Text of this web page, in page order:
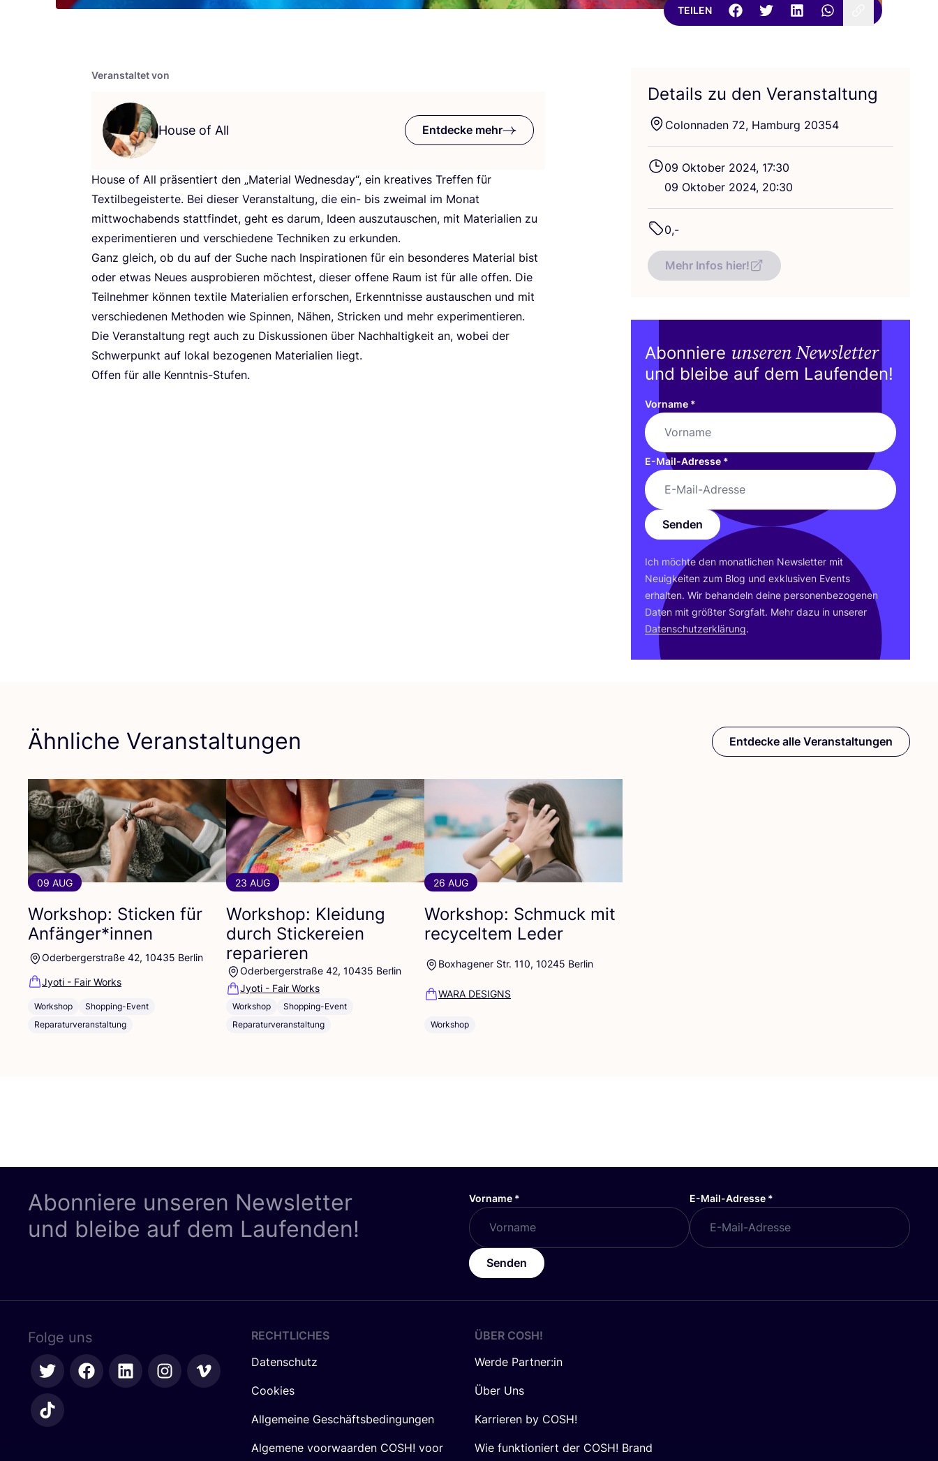
TEILEN
Veranstaltet von
House of All Entdecke mehr
House of All prä­sen­tiert den „Mate­ri­al Wed­nes­day“, ein krea­ti­ves Tref­fen für
Tex­til­be­geis­ter­te. Bei die­ser Ver­an­stal­tung, die ein- bis zwei­mal im Monat
mitt­woch­abends statt­fin­det, geht es dar­um, Ideen aus­zu­tau­schen, mit Mate­ria­li­en zu
expe­ri­men­tie­ren und ver­schie­de­ne Tech­ni­ken zu erkunden.
Ganz gleich, ob du auf der Suche nach Inspi­ra­tio­nen für ein beson­de­res Mate­ri­al bist
oder etwas Neu­es aus­pro­bie­ren möch­test, die­ser offe­ne Raum ist für alle offen. Die
Teil­neh­mer kön­nen tex­ti­le Mate­ria­li­en erfor­schen, Erkennt­nis­se aus­tau­schen und mit
ver­schie­de­nen Metho­den wie Spin­nen, Nähen, Stri­cken und mehr expe­ri­men­tie­ren.
Die Ver­an­stal­tung regt auch zu Dis­kus­sio­nen über Nach­hal­tig­keit an, wobei der
Schwer­punkt auf lokal bezo­ge­nen Mate­ria­li­en liegt.
Offen für alle Kenntnis-Stufen.
Details zu den Veranstaltung
Colon­na­den 72, Ham­burg 20354
09 Okto­ber 2024, 17:30
09 Okto­ber 2024, 20:30
0,-
Mehr Infos hier!
Abonniere unseren Newsletter
und bleibe auf dem Laufenden!
Vorname *
E-Mail-Adresse *
Senden
Ich möch­te den monat­li­chen News­let­ter mit
Neu­ig­kei­ten zum Blog und exklu­si­ven Events
erhal­ten. Wir behan­deln dei­ne per­so­nen­be­zo­ge­nen
Daten mit größ­ter Sorg­falt. Mehr dazu in unse­rer
Daten­schutz­er­klä­rung.
Ähnliche Veranstaltungen
09 AUG
Workshop: Sticken für
Anfänger*innen
Oderbergerstraße 42, 10435 Berlin
Jyoti - Fair Works
Workshop
Shopping-Event
Reparaturveranstaltung
23 AUG
Workshop: Kleidung
durch Stickereien
reparieren
Oderbergerstraße 42, 10435 Berlin
Jyoti - Fair Works
Workshop
Shopping-Event
Reparaturveranstaltung
26 AUG
Workshop: Schmuck mit
recyceltem Leder
Boxhagener Str. 110, 10245 Berlin
WARA DESIGNS
Workshop
Entdecke alle Veranstaltungen
Abonniere unseren Newsletter
und bleibe auf dem Laufenden!
Vorname * E-Mail-Adresse *
Senden
Folge uns
RECHTLICHES
Datenschutz
Cookies
Allgemeine Geschäftsbedingungen
Algemene voorwaarden COSH! voor
ÜBER COSH!
Werde Partner:in
Über Uns
Karrieren by COSH!
Wie funktioniert der COSH! Brand